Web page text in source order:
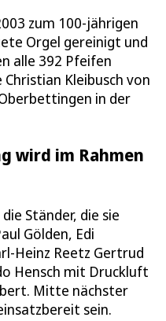
zum 100-jährigen
Orgel gereinigt und
alle 392 Pfeifen
Kleibusch von
in der
wird im Rahmen
Ständer, die sie
Gölden, Edi
Heinz Reetz Gertrud
Hensch mit Druckluft
Mitte nächster
sein.